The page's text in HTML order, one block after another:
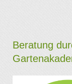
Beratung